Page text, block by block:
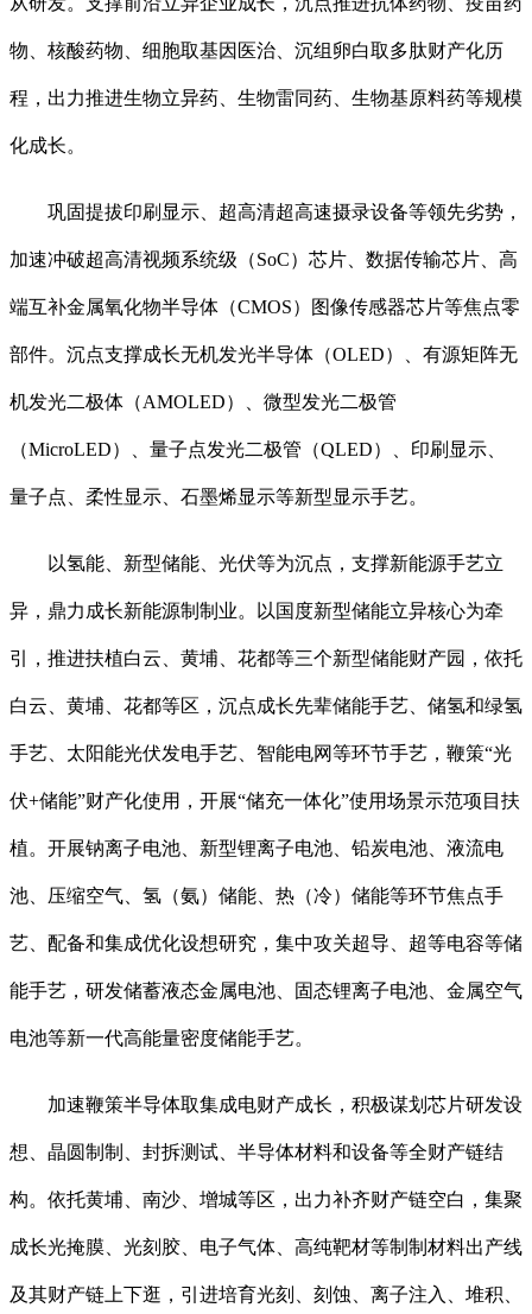
物、核酸药物、细胞取基因医治、沉组卵白取多肽财产化历
程，出力推进生物立异药、生物雷同药、生物基原料药等规模
化成长。
巩固提拔印刷显示、超高清超高速摄录设备等领先劣势，
加速冲破超高清视频系统级（SoC）芯片、数据传输芯片、高
端互补金属氧化物半导体（CMOS）图像传感器芯片等焦点零
部件。沉点支撑成长无机发光半导体（OLED）、有源矩阵无
机发光二极体（AMOLED）、微型发光二极管
（MicroLED）、量子点发光二极管（QLED）、印刷显示、
量子点、柔性显示、石墨烯显示等新型显示手艺。
以氢能、新型储能、光伏等为沉点，支撑新能源手艺立
异，鼎力成长新能源制制业。以国度新型储能立异核心为牵
引，推进扶植白云、黄埔、花都等三个新型储能财产园，依托
白云、黄埔、花都等区，沉点成长先辈储能手艺、储氢和绿氢
手艺、太阳能光伏发电手艺、智能电网等环节手艺，鞭策“光
伏+储能”财产化使用，开展“储充一体化”使用场景示范项目扶
植。开展钠离子电池、新型锂离子电池、铅炭电池、液流电
池、压缩空气、氢（氨）储能、热（冷）储能等环节焦点手
艺、配备和集成优化设想研究，集中攻关超导、超等电容等储
能手艺，研发储蓄液态金属电池、固态锂离子电池、金属空气
电池等新一代高能量密度储能手艺。
加速鞭策半导体取集成电财产成长，积极谋划芯片研发设
想、晶圆制制、封拆测试、半导体材料和设备等全财产链结
构。依托黄埔、南沙、增城等区，出力补齐财产链空白，集聚
成长光掩膜、光刻胶、电子气体、高纯靶材等制制材料出产线
及其财产链上下逛，引进培育光刻、刻蚀、离子注入、堆积、